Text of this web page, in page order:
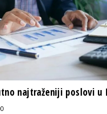
najtraženiji poslovi u